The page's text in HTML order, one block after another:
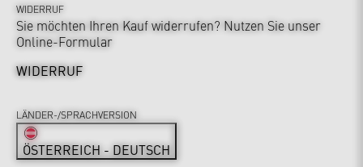
WIDERRUF
Sie möchten Ihren Kauf widerrufen? Nutzen Sie unser
Online-Formular
WIDERRUF
LÄNDER-/SPRACHVERSION
ÖSTERREICH - DEUTSCH